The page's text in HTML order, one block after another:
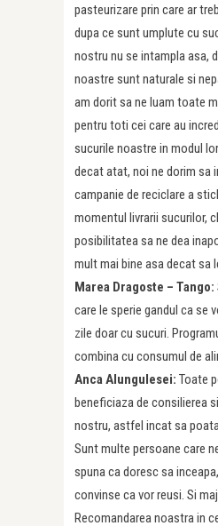
pasteurizare prin care ar
dupa ce sunt umplute cu
nostru nu se intampla asa,
noastre sunt naturale si
am dorit sa ne luam toate
pentru toti cei care au
sucurile noastre in modul
decat atat, noi ne dorim sa
campanie de reciclare a
momentul livrarii sucurilor,
posibilitatea sa ne dea
mult mai bine asa decat sa
Marea Dragoste – Tango:
care le sperie gandul ca se
zile doar cu sucuri.
combina cu consumul de
Anca Alungulesei: Toate
beneficiaza de consilierea
nostru, astfel incat sa
Sunt multe persoane care
spuna ca doresc sa
convinse ca vor reusi. Si
Recomandarea noastra in